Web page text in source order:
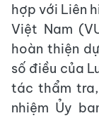
hợp với Liên
Việt Nam
hoàn thiện
số điều của
tác thẩm
nhiệm Ủy